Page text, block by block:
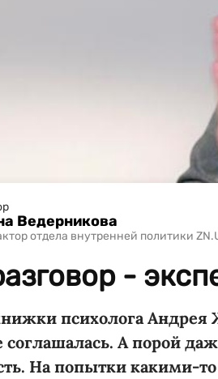
Ведерникова
отдела внутренней политики
-
психолога Андрея
А порой
На попытки какими-